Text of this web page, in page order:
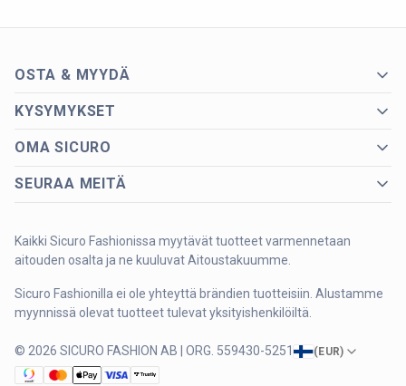
OSTA & MYYDÄ
KYSYMYKSET
OMA SICURO
SEURAA MEITÄ
Kaikki Sicuro Fashionissa myytävät tuotteet varmennetaan
aitouden osalta ja ne kuuluvat Aitoustakuumme.
Sicuro Fashionilla ei ole yhteyttä brändien tuotteisiin. Alustamme
myynnissä olevat tuotteet tulevat yksityishenkilöiltä.
© 2026 SICURO FASHION AB | ORG. 559430-5251 (EUR)